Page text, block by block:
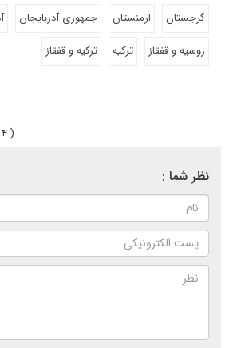
گرجستان
ارمنستان جمهوری آذربایجان
روسیه و قفقاز
ترکیه ترکیه و قفقاز
(
نظر شما :